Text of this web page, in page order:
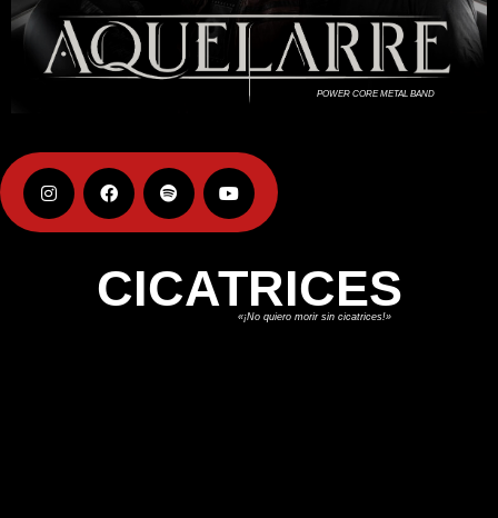
POWER CORE METAL BAND
CICATRICES
«¡No quiero morir sin cicatrices!»